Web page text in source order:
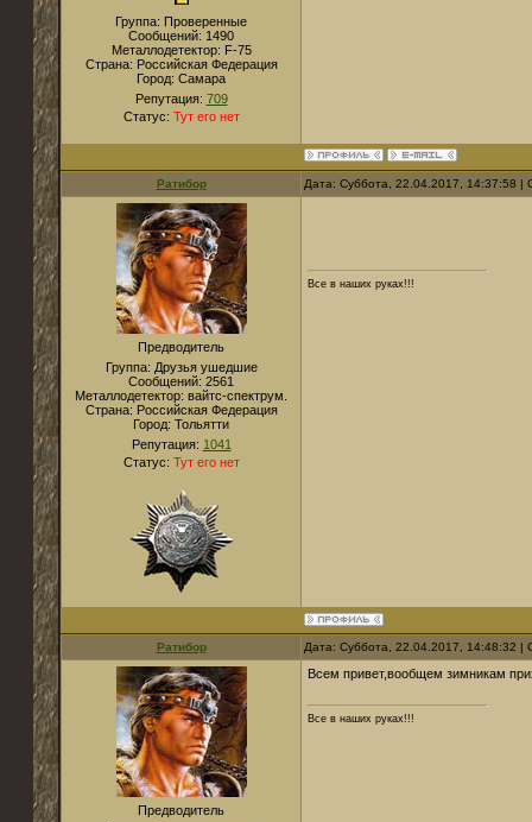
Группа: Проверенные
Сообщений: 1490
Металлодетектор: F-75
Страна: Российская Федерация
Город: Самара
Репутация: 709
Статус: Тут его нет
Ратибор Дата: Суббота, 22.04.2017, 14:37:58
Предводитель
Группа: Друзья ушедшие
Сообщений: 2561
Металлодетектор: вайтс-спектрум.
Страна: Российская Федерация
Город: Тольятти
Репутация: 1041
Статус: Тут его нет
Все в наших руках!!!
Ратибор Дата: Суббота, 22.04.2017, 14:48:32
Предводитель
Всем привет,вообщем зимникам
Все в наших руках!!!